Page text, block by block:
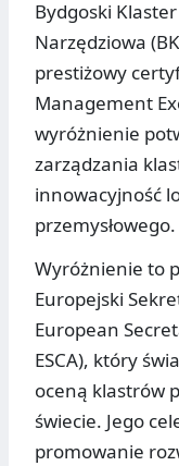
Bydgoski
Narzędziowa
prestiżowy
Management
wyróżnienie
zarządzania
innowacyjność
przemysłowego.
Wyróżnienie to
Europejski
European
ESCA), który
oceną klastrów
świecie. Jego
promowanie